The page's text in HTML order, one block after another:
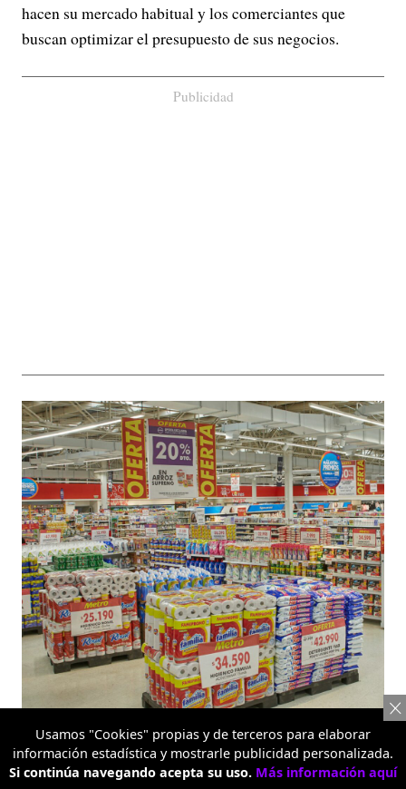
hacen su mercado habitual y los comerciantes que
buscan optimizar el presupuesto de sus negocios.
Publicidad
Metro Alquería
Usamos "Cookies" propias y de terceros para elaborar
información estadística y mostrarle publicidad personalizada.
Si continúa navegando acepta su uso. Más información aquí